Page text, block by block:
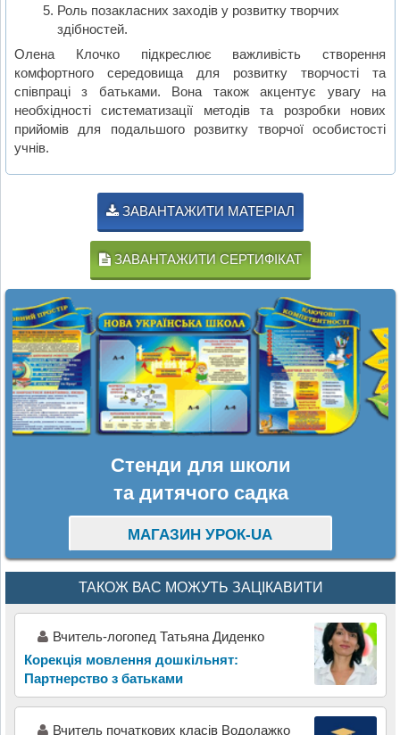
Роль позакласних заходів у розвитку творчих
здібностей.
Олена Клочко підкреслює важливість створення
комфортного середовища для розвитку творчості та
співпраці з батьками. Вона також акцентує увагу на
необхідності систематизації методів та розробки нових
прийомів для подальшого розвитку творчої особистості
учнів.
ЗАВАНТАЖИТИ МАТЕРІАЛ
ЗАВАНТАЖИТИ СЕРТИФІКАТ
Стенди для школи
та дитячого садка
МАГАЗИН УРОК-UA
ТАКОЖ ВАС МОЖУТЬ ЗАЦІКАВИТИ
Вчитель-логопед Татьяна Диденко
Корекція мовлення дошкільнят:
Партнерство з батьками
Вчитель початкових класів Водолажко